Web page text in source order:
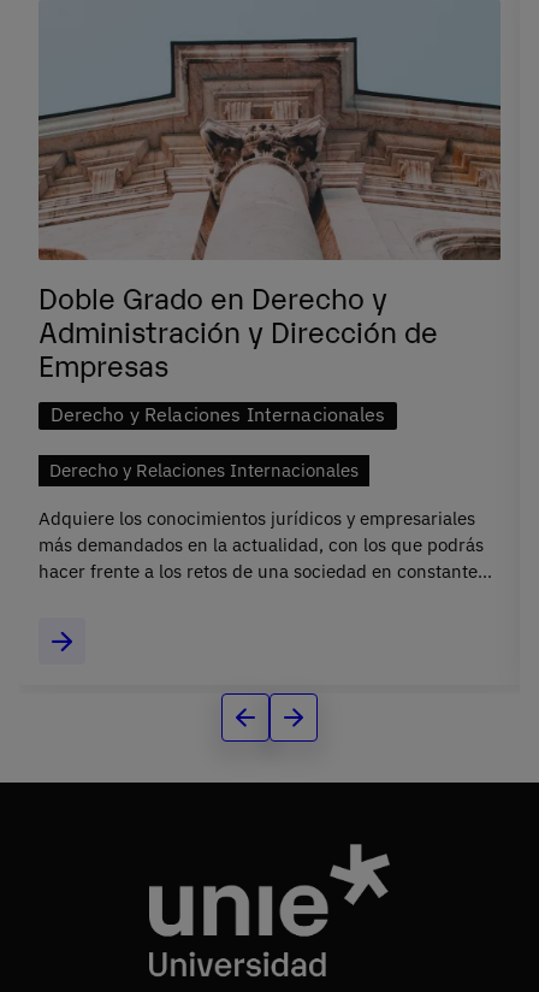
Doble Grado en Derecho y
Administración y Dirección de
Empresas
Derecho y Relaciones Internacionales
Derecho y Relaciones Internacionales
Adquiere los conocimientos jurídicos y empresariales
más demandados en la actualidad, con los que podrás
hacer frente a los retos de una sociedad en constante